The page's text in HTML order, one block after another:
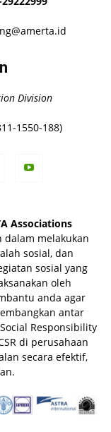
Division
1550-188)
Associations
dalam melakukan
sosial, dan
sosial yang
oleh
anda agar
antar
Responsibility
di perusahaan
secara efektif,